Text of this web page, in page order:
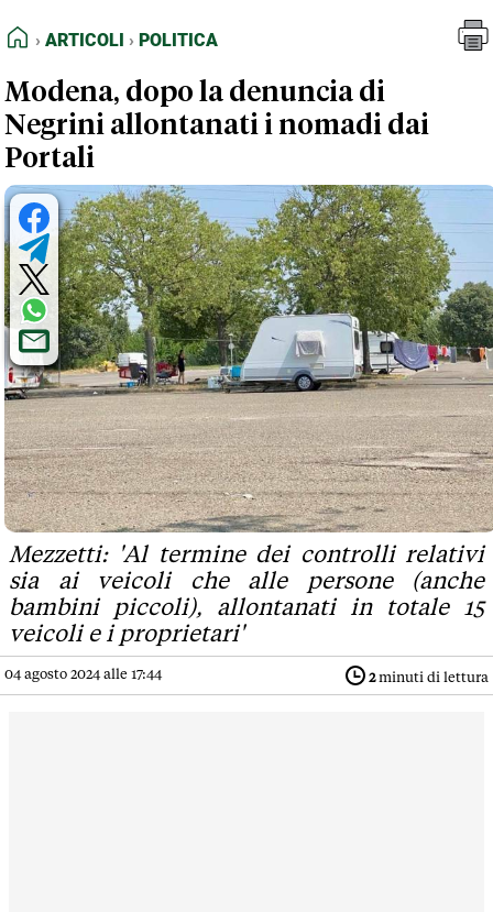
FEED RSS
NORMATIVE DEONTOLOGICHE
TERMINI e CONDIZIONI
HOME
ARTICOLI POLITICA
Modena, dopo la denuncia di
Negrini allontanati i nomadi dai
Portali
Mezzetti: 'Al termine dei controlli relativi
sia ai veicoli che alle persone (anche
bambini piccoli), allontanati in totale 15
veicoli e i proprietari'
04 agosto 2024 alle 17:44 2minuti di lettura